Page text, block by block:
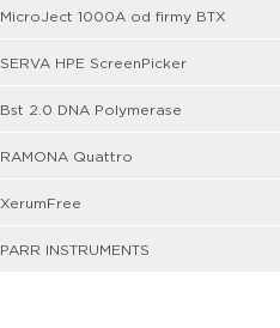
MicroJect 1000A od firmy BTX
SERVA HPE ScreenPicker
Bst 2.0 DNA Polymerase
RAMONA Quattro
XerumFree
PARR INSTRUMENTS